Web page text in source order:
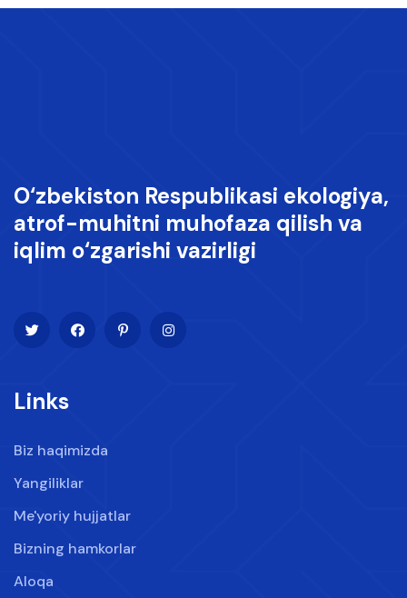
O‘zbekiston Respublikasi ekologiya,
atrof-muhitni muhofaza qilish va
iqlim o‘zgarishi vazirligi
Links
Biz haqimizda
Yangiliklar
Me'yoriy hujjatlar
Bizning hamkorlar
Aloqa